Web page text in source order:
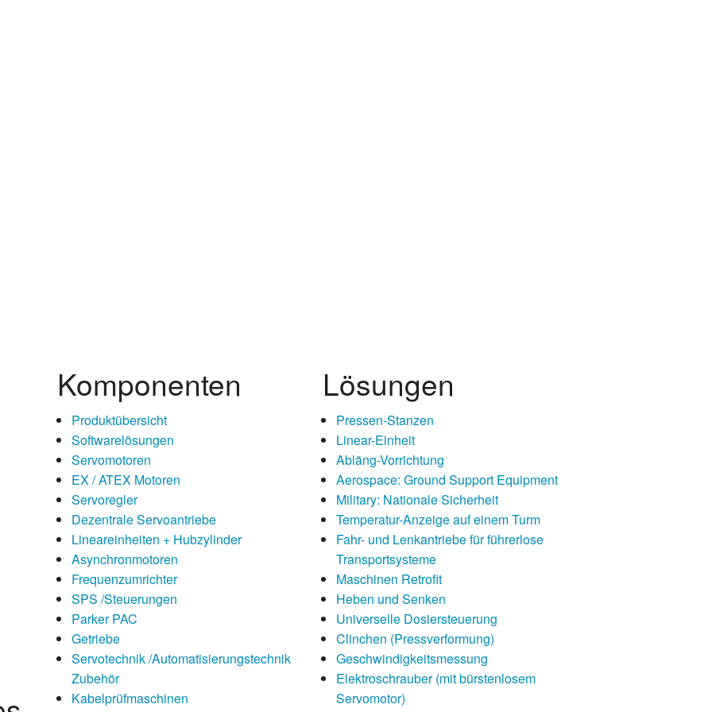
/ MISO
60, 80, 100
50, 65, 80, 110
der Serie ROBOT 100, 130, 160, 220
Komponenten
Produktübersicht
Softwarelösungen
Servomotoren
EX / ATEX Motoren
Servoregler
Dezentrale Servoantriebe
Lineareinheiten + Hubzylinder
Asynchronmotoren
Frequenzumrichter
SPS /Steuerungen
Parker PAC
Getriebe
Servotechnik /Automatisierungstechnik
Zubehör
Kabelprüfmaschinen
Lösungen
Pressen-Stanzen
Linear-Einheit
Abläng-Vorrichtung
Aerospace: Ground Support Equipment
Military: Nationale Sicherheit
Temperatur-Anzeige auf einem Turm
Fahr- und Lenkantriebe für führerlose
Transportsysteme
Maschinen Retrofit
Heben und Senken
Universelle Dosiersteuerung
Clinchen (Pressverformung)
Geschwindigkeitsmessung
Elektroschrauber (mit bürstenlosem
Servomotor)